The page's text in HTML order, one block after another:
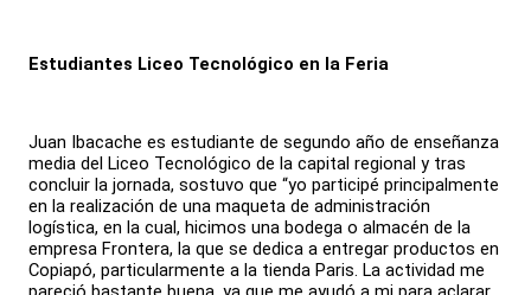
Estudiantes Liceo Tecnológico en la Feria
Juan Ibacache es estudiante de segundo año de enseñanza
media del Liceo Tecnológico de la capital regional y tras
concluir la jornada, sostuvo que “yo participé principalmente
en la realización de una maqueta de administración
logística, en la cual, hicimos una bodega o almacén de la
empresa Frontera, la que se dedica a entregar productos en
Copiapó, particularmente a la tienda Paris. La actividad me